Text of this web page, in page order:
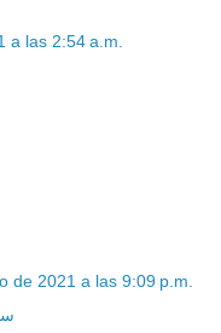
a las 2:54 a.m.
de 2021 a las 9:09 p.m.